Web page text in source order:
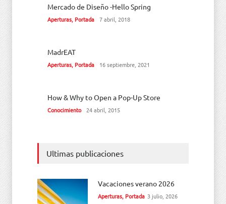
Mercado de Diseño -Hello Spring
Aperturas, Portada 7 abril, 2018
MadrEAT
Aperturas, Portada 16 septiembre, 2021
How & Why to Open a Pop-Up Store
Conocimiento 24 abril, 2015
Ultimas publicaciones
Vacaciones verano 2026
Aperturas, Portada 3 julio, 2026